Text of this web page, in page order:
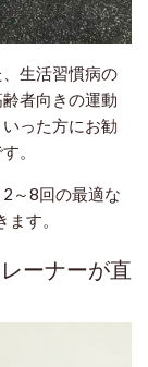
生活習慣病の
者向きの運動
いった方にお勧
。
～8回の最適な
す。
ーナーが直